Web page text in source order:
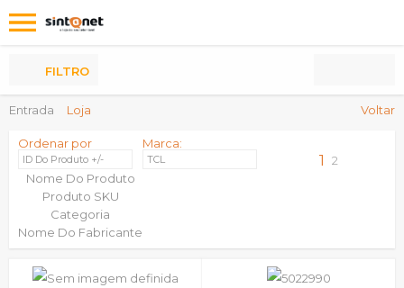
Entrada Loja Voltar
FILTRO
Ordenar por
ID Do Produto +/-
Nome Do Produto
Produto SKU
Categoria
Nome Do Fabricante
Marca:
TCL 1 2